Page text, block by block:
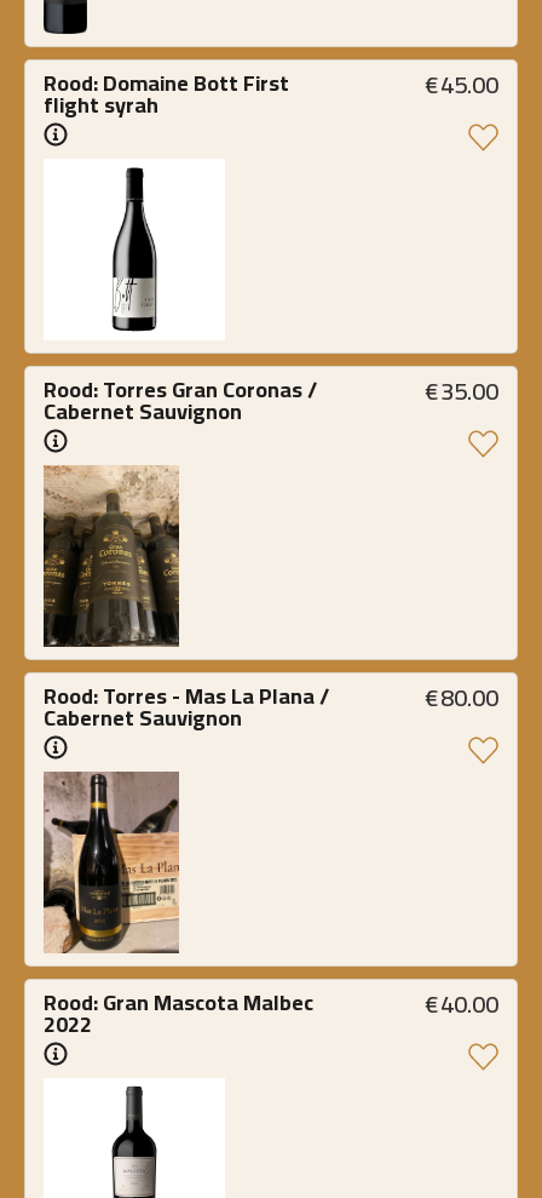
Rood: Domaine Bott First
flight syrah €45.00
Rood: Torres Gran Coronas /
Cabernet Sauvignon €35.00
Rood: Torres - Mas La Plana /
Cabernet Sauvignon €80.00
Rood: Gran Mascota Malbec
2022 €40.00